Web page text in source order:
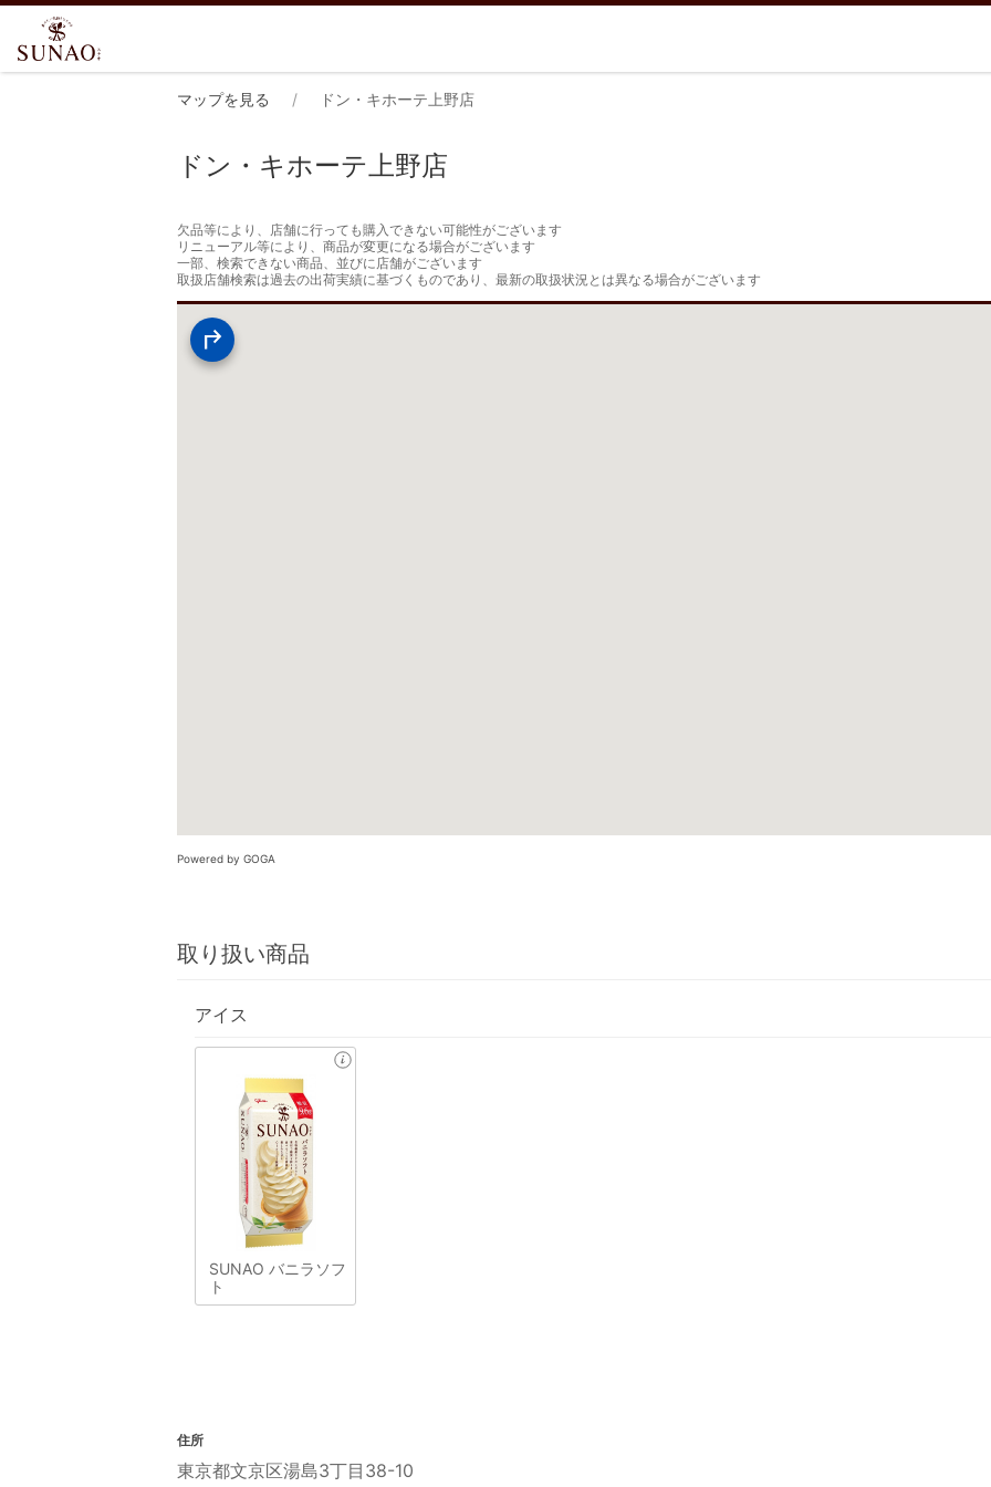
マップを見る ドン・キホーテ上野店
ドン・キホーテ上野店
欠品等により、店舗に行っても購入できない可能性がございます
リニューアル等により、商品が変更になる場合がございます
一部、検索できない商品、並びに店舗がございます
取扱店舗検索は過去の出荷実績に基づくものであり、最新の取扱状況とは異なる場合がございます
Powered by GOGA
取り扱い商品
アイス
SUNAO バニラソフ
ト
住所
東京都文京区湯島3丁目38-10